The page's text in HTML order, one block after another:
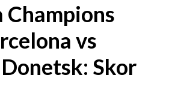
Champions
vs
Skor